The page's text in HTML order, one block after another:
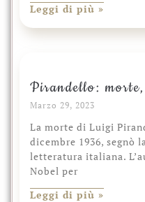
Leggi di più »
Pirandello:
Marzo 29, 2023
La morte di Luigi
dicembre 1936, segnò
letteratura italiana.
Nobel per
Leggi di più »